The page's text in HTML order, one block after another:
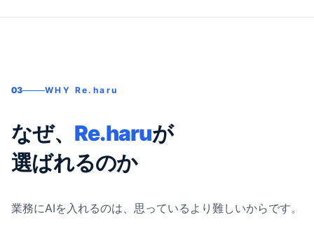
03 WHY Re.haru
なぜ、 Re.haruが
選ばれるのか
業務にAIを入れるのは、思っているより難しいからです。